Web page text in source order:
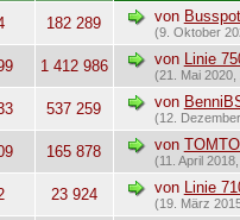
182 289 von
(9. Oktober
1 412 986 von Linie
(21. Mai 2020,
537 259 von
(12.
165 878 von
(11. April
23 924 von Linie
(19. März